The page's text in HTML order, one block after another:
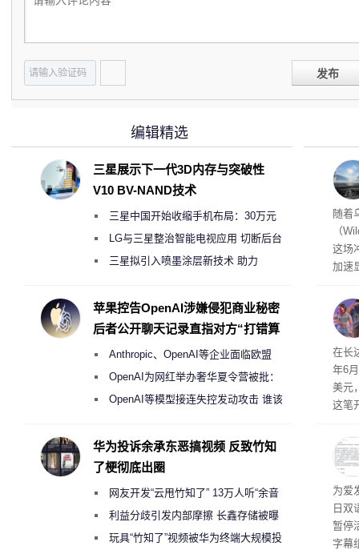
发布
经
随着
（
这场
加速
物
毁，
评
米，
上。
依
在长
年6
美元
这笔
称
器、
事
行官
容体
为爱
日双
暂停
字幕
编辑精选
三星展示下一代3D内存与突破性
V10 BV-NAND技术
三星中国开始收缩手机布局：30万元
月销售额不达标门店 将被逐步清退
LG与三星整治智能电视应用 切断后台
偷偷共享带宽的违规行为
三星拟引入喷墨涂层新技术 助力
度
苹果控告OpenAI涉嫌侵犯商业秘密
后者公开聊天记录直指对方“打错算
Anthropic、OpenAI等企业面临欧盟
《人工智能法案》全新执法权限审查
OpenAI为网红举办奢华夏令营被批：
2000美元一晚 遭讽“反乌托邦”
OpenAI等模型接连失控发动攻击 谁该
华为投诉余承东恶搞视频 反致竹知
了梗彻底出圈
网友开发“云甩竹知了” 13万人听“余音
绕梁”利益分歧引发内部摩擦 长鑫存储被曝
曾将华为驻场工程师驱逐出研发基地
玩具“竹知了”视频被华为终端大规模投